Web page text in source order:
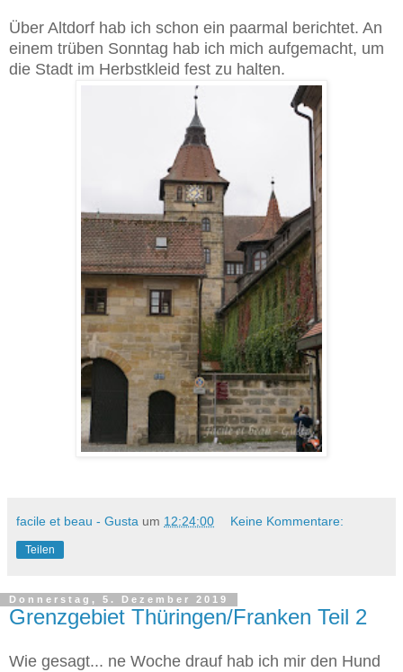
Über Altdorf hab ich schon ein paarmal berichtet. An
einem trüben Sonntag hab ich mich aufgemacht, um
die Stadt im Herbstkleid fest zu halten.
facile et beau - Gusta um 12:24:00 Keine Kommentare:
Teilen
Donnerstag, 5. Dezember 2019
Grenzgebiet Thüringen/Franken Teil 2
Wie gesagt... ne Woche drauf hab ich mir den Hund